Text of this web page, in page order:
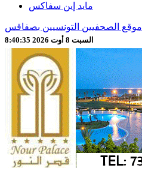
مايد إين سفاكس
موقع الصحفيين التونسيين بصفاقس
السبت 8 أوت 2026 8:40:37